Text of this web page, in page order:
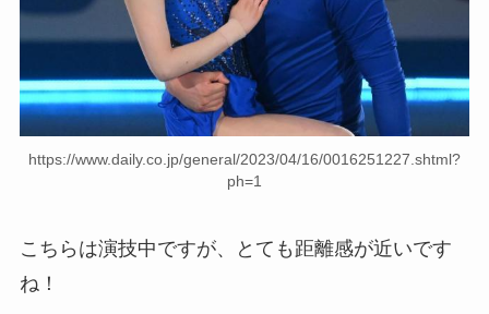
https://www.daily.co.jp/general/2023/04/16/0016251227.shtml?
ph=1
こちらは演技中ですが、とても距離感が近いです
ね！